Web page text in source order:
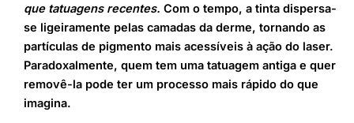
que tatuagens recentes. Com o tempo, a tinta dispersa-
se ligeiramente pelas camadas da derme, tornando as
partículas de pigmento mais acessíveis à ação do laser.
Paradoxalmente, quem tem uma tatuagem antiga e quer
removê-la pode ter um processo mais rápido do que
imagina.